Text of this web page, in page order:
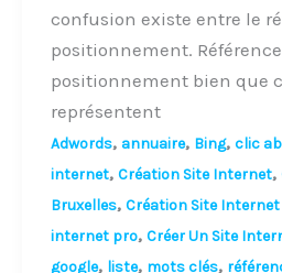
confusion existe entre le
positionnement.
positionnement bien que
représentent
Adwords, annuaire, Bing, clic
internet, Création Site Internet,
Bruxelles, Création Site
internet pro, Créer Un Site
google, liste, mots clés,